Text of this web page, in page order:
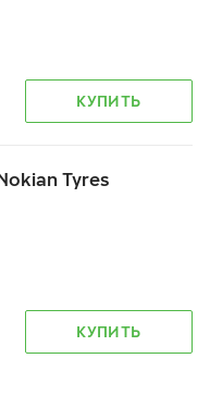
КУПИТЬ
Tyres
КУПИТЬ